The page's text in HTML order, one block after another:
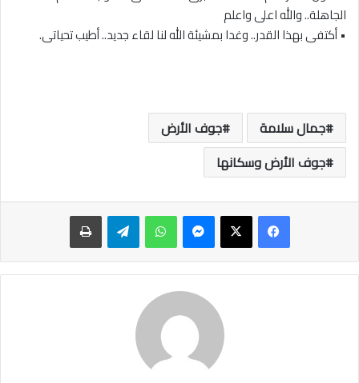
الجاهلة.. والله اعلى واعلم
• أكتفى بهذا القدر.. وغدا بمشيئة الله لنا لقاء جديد.. أطيب تحياتى.
جمال سلامة
جوف الأرض
جوف الأرض وسكانها
ماسنجر واتساب تيلقرام